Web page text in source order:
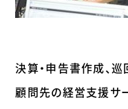
決算・申告書作成、
顧問先の経営支援サ